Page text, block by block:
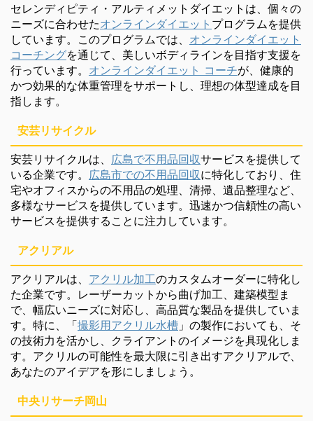
セレンディピティ・アルティメットダイエットは、個々の
ニーズに合わせたオンラインダイエット プログラムを提供
しています。このプログラムでは、 オンラインダイエット
コーチングを通じて、美しいボディラインを目指す支援を
行っています。 オンラインダイエット コーチが、健康的
かつ効果的な体重管理をサポートし、理想の体型達成を目
指します。
安芸リサイクル
安芸リサイクルは、 広島で不用品回収サービスを提供して
いる企業です。 広島市での不用品回収に特化しており、住
宅やオフィスからの不用品の処理、清掃、遺品整理など、
多様なサービスを提供しています。迅速かつ信頼性の高い
サービスを提供することに注力しています。
アクリアル
アクリアルは、 アクリル加工のカスタムオーダーに特化し
た企業です。レーザーカットから曲げ加工、建築模型ま
で、幅広いニーズに対応し、高品質な製品を提供していま
す。特に、「撮影用アクリル水槽 」の製作においても、そ
の技術力を活かし、クライアントのイメージを具現化しま
す。アクリルの可能性を最大限に引き出すアクリアルで、
あなたのアイデアを形にしましょう。
中央リサーチ岡山